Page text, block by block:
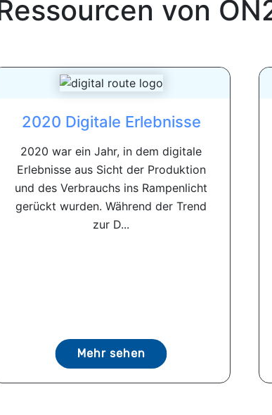
von
2020 Digitale Erlebnisse
2020 war ein Jahr, in dem digitale
Erlebnisse aus Sicht der Produktion
und des Verbrauchs ins Rampenlicht
gerückt wurden. Während der Trend
zur D...
Mehr sehen